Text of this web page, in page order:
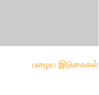
பழைய இடுகைகள்